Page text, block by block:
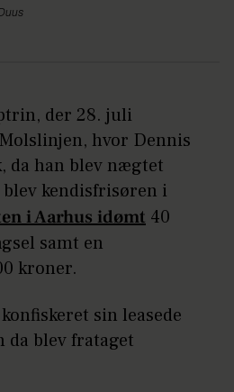
der 28. juli
hvor Dennis
da han blev nægtet
kendisfrisøren i
i Aarhus idømt 40
samt en
kroner.
sin leasede
da blev frataget